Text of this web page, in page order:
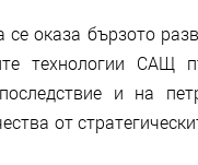
оказа бързото
технологии САЩ
и на
от